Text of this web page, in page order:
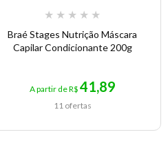
★ ★ ★ ★ ★
Braé Stages Nutrição Máscara
Capilar Condicionante 200g
A partir de R$ 41,89
11 ofertas